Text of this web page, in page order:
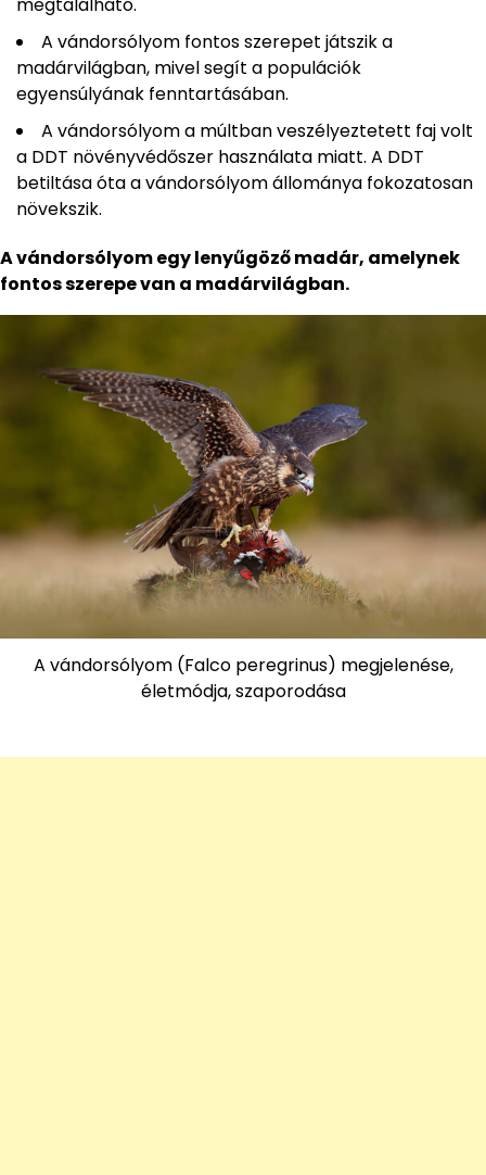
A vándorsólyom fontos szerepet játszik a
madárvilágban, mivel segít a populációk
egyensúlyának fenntartásában.
A vándorsólyom a múltban veszélyeztetett faj volt
a DDT növényvédőszer használata miatt. A DDT
betiltása óta a vándorsólyom állománya fokozatosan
növekszik.
A vándorsólyom egy lenyűgöző madár, amelynek
fontos szerepe van a madárvilágban.
A vándorsólyom (Falco peregrinus) megjelenése,
életmódja, szaporodása